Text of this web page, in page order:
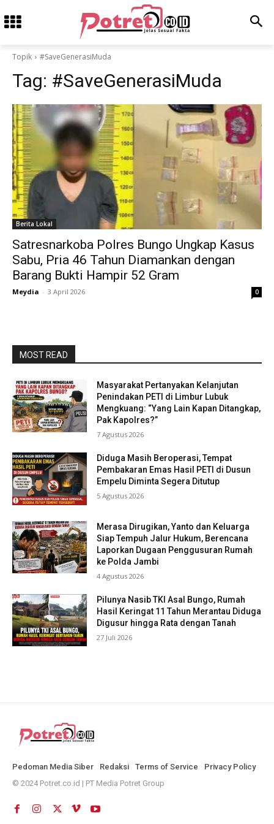
Topik #SaveGenerasiMuda
Tag: #SaveGenerasiMuda
Berita Lokal
Satresnarkoba Polres Bungo Ungkap Kasus
Sabu, Pria 46 Tahun Diamankan dengan
Barang Bukti Hampir 52 Gram
Meydia - 3 April 2026 0
MOST READ
Masyarakat Pertanyakan Kelanjutan
Penindakan PETI di Limbur Lubuk
Mengkuang: “Yang Lain Kapan Ditangkap,
Pak Kapolres?”
7 Agustus 2026
Diduga Masih Beroperasi, Tempat
Pembakaran Emas Hasil PETI di Dusun
Empelu Diminta Segera Ditutup
5 Agustus 2026
Merasa Dirugikan, Yanto dan Keluarga
Siap Tempuh Jalur Hukum, Berencana
Laporkan Dugaan Penggusuran Rumah
ke Polda Jambi
4 Agustus 2026
Pilunya Nasib TKI Asal Bungo, Rumah
Hasil Keringat 11 Tahun Merantau Diduga
Digusur hingga Rata dengan Tanah
27 Juli 2026
Pedoman Media Siber Redaksi Terms of Service
Privacy Policy
© 2024 Potret.co.id | PT Media Potret Group